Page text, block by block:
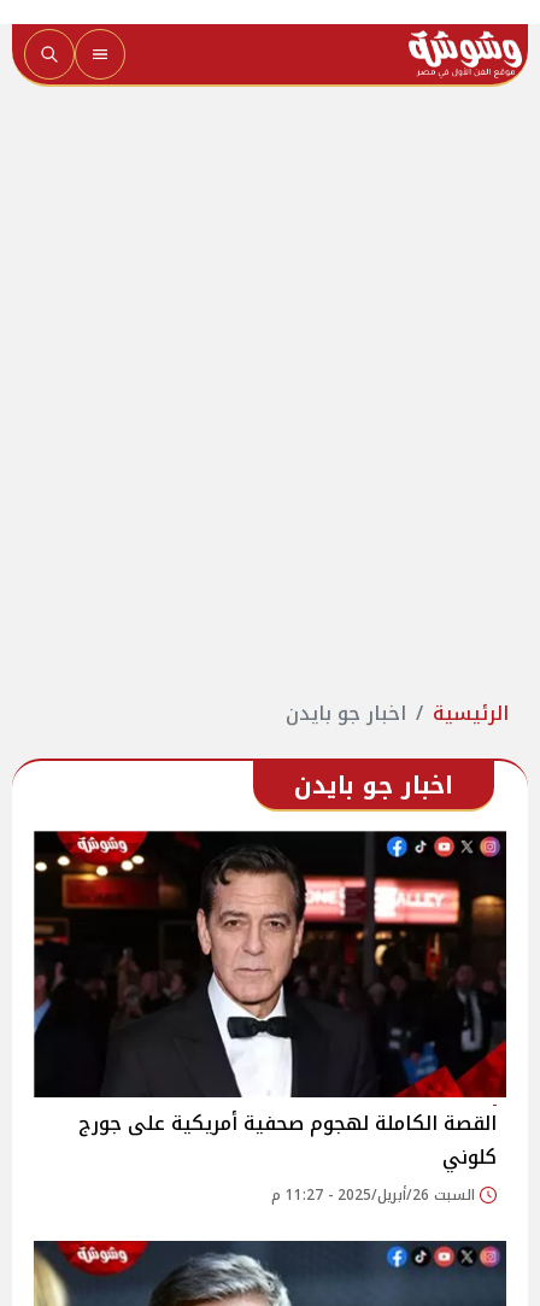
الرئيسية اخبار جو بايدن
اخبار جو بايدن
القصة الكاملة لهجوم صحفية أمريكية على جورج
كلوني
السبت 26/أبريل/2025 - 11:27 م